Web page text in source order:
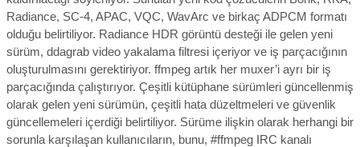
Radiance, SC-4, APAC, VQC, WavArc ve birkaç ADPCM formatı
olduğu belirtiliyor. Radiance HDR görüntü desteği ile gelen yeni
sürüm, ddagrab video yakalama filtresi içeriyor ve iş parçacığının
oluşturulmasını gerektiriyor. ffmpeg artık her muxer’i ayrı bir iş
parçacığında çalıştırıyor. Çeşitli kütüphane sürümleri güncellenmiş
olarak gelen yeni sürümün, çeşitli hata düzeltmeleri ve güvenlik
güncellemeleri içerdiği belirtiliyor. Sürüme ilişkin olarak herhangi bir
sorunla karşılaşan kullanıcıların, bunu, #ffmpeg IRC kanalı